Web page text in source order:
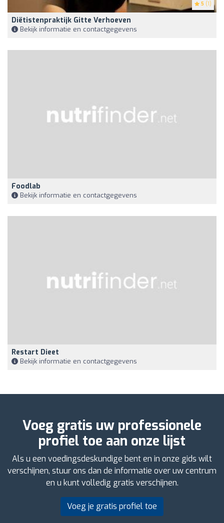
5 (1)
Diëtistenpraktijk Gitte Verhoeven
Bekijk informatie en contactgegevens
Foodlab
Bekijk informatie en contactgegevens
Restart Dieet
Bekijk informatie en contactgegevens
Voeg gratis uw professionele
profiel toe aan onze lijst
Als u een voedingsdeskundige bent en in onze gids wilt
verschijnen, stuur ons dan de informatie over uw centrum
en u kunt volledig gratis verschijnen.
Voeg je gratis profiel toe